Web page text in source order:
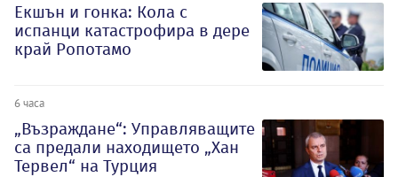
Екшън и гонка: Кола с
испанци катастрофира в дере
край Ропотамо
6 часа
„Възраждане“: Управляващите
са предали находището „Хан
Тервел“ на Турция